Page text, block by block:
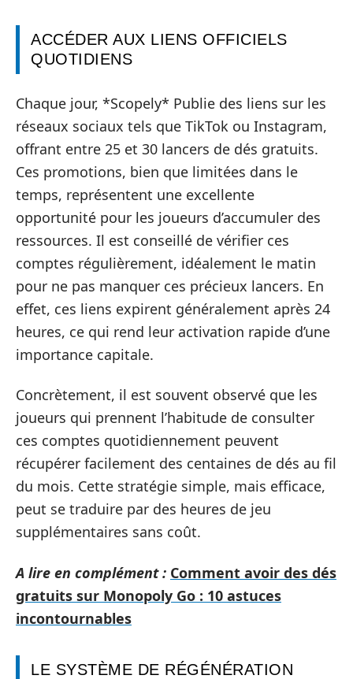
ACCÉDER AUX LIENS OFFICIELS
QUOTIDIENS
Chaque jour, *Scopely* Publie des liens sur les
réseaux sociaux tels que TikTok ou Instagram,
offrant entre 25 et 30 lancers de dés gratuits.
Ces promotions, bien que limitées dans le
temps, représentent une excellente
opportunité pour les joueurs d’accumuler des
ressources. Il est conseillé de vérifier ces
comptes régulièrement, idéalement le matin
pour ne pas manquer ces précieux lancers. En
effet, ces liens expirent généralement après 24
heures, ce qui rend leur activation rapide d’une
importance capitale.
Concrètement, il est souvent observé que les
joueurs qui prennent l’habitude de consulter
ces comptes quotidiennement peuvent
récupérer facilement des centaines de dés au fil
du mois. Cette stratégie simple, mais efficace,
peut se traduire par des heures de jeu
supplémentaires sans coût.
A lire en complément : Comment avoir des dés
gratuits sur Monopoly Go : 10 astuces
incontournables
LE SYSTÈME DE RÉGÉNÉRATION